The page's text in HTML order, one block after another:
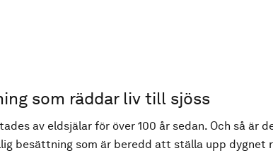
som räddar liv till sjöss
av eldsjälar för över 100 år sedan. Och så är
besättning som är beredd att ställa upp dygnet